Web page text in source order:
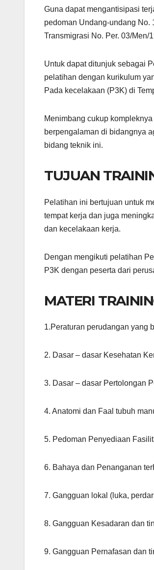
Guna dapat mengantisipasi
pedoman Undang-undang No.
Transmigrasi No. Per. 03/Men/
Untuk dapat ditunjuk sebagai
pelatihan dengan kurikulum
Pada kecelakaan (P3K) di
Menimbang cukup
berpengalaman di bidangnya
bidang teknik ini.
TUJUAN
Pelatihan ini bertujuan untuk
tempat kerja dan juga
dan kecelakaan kerja.
Dengan mengikuti pelatihan
P3K dengan peserta dari
MATERI
1.Peraturan perudangan yang
2. Dasar – dasar Kesehatan
3. Dasar – dasar Pertolongan
4. Anatomi dan Faal tubuh
5. Pedoman Penyediaan
6. Bahaya dan Penanganan
7. Gangguan lokal (luka,
8. Gangguan Kesadaran dan
9. Gangguan Pernafasan dan